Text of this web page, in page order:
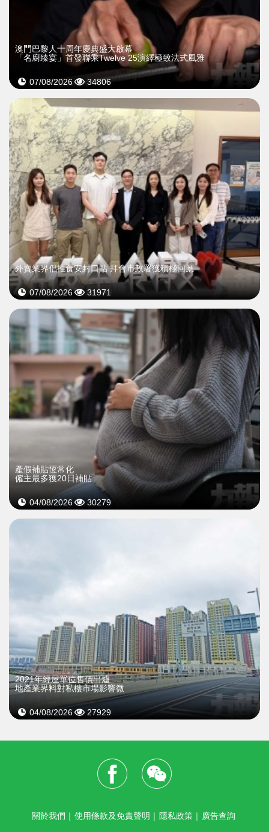
澳門巴黎人十周年慶典盛大啟幕
「名廚臻宴」首發聯乘Twelve 25演繹極致法式風雅
07/08/2026 34806
外賣業界倡推食安封口貼 拜會市政署獲積極回應
07/08/2026 31971
產假補貼恆常化
僱主最多獲20日補貼
04/08/2026 30279
2021年經屋單位售價出爐
地產業界料對私樓市場影響微
04/08/2026 27929
關於我們 ｜ 使用條款及免責聲明 ｜ 隱私政策 ｜ 廣告查詢